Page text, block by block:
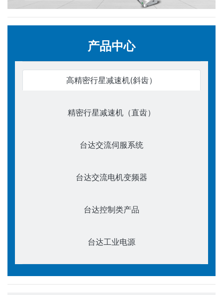
产品中心
高精密行星减速机(斜齿）
精密行星减速机（直齿）
台达交流伺服系统
台达交流电机变频器
台达控制类产品
台达工业电源